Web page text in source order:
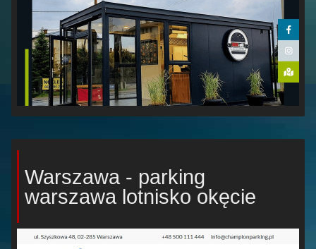
Warszawa - parking
warszawa lotnisko okęcie